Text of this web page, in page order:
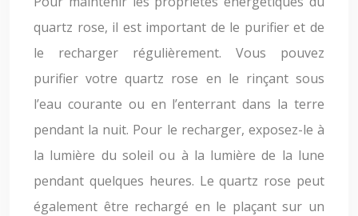
quartz rose, il est important de le purifier et de
le recharger régulièrement. Vous pouvez
purifier votre quartz rose en le rinçant sous
l’eau courante ou en l’enterrant dans la terre
pendant la nuit. Pour le recharger, exposez-le à
la lumière du soleil ou à la lumière de la lune
pendant quelques heures. Le quartz rose peut
également être rechargé en le plaçant sur un